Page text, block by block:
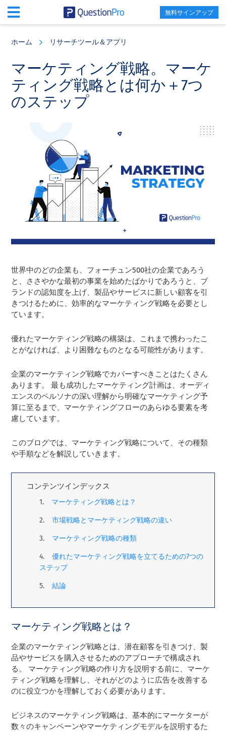
無料サインアップ
ホーム リサーチツール＆アプリ
マーケティング戦略。マーケ
ティング戦略とは何か＋7つ
のステップ
世界中のどの企業も、フォーチュン500社の企業であろう
と、ささやかな最初の事業を始めたばかりであろうと、ブ
ランドの認知度を上げ、製品やサービスに新しい顧客を引
きつけるために、効率的なマーケティング戦略を必要とし
ています。
優れたマーケティング戦略の構築は、これまで携わったこ
とがなければ、より困難なものとなる可能性があります。
企業のマーケティング戦略でカバーすべきことはたくさん
あります。 最も成功したマーケティング計画は、オーディ
エンスのペルソナの深い理解から明確なマーケティング予
算に至るまで、マーケティングフローのあらゆる要素を考
慮しています。
このブログでは、マーケティング戦略について、その種類
や手順などを解説していきます。
コンテンツインデックス
マーケティング戦略とは？
市場戦略とマーケティング戦略の違い
マーケティング戦略の種類
優れたマーケティング戦略を立てるための7つの
ステップ
結論
マーケティング戦略とは？
企業のマーケティング戦略とは、潜在顧客を引きつけ、製
品やサービスを購入させるためのアプローチで構成され
る。 マーケティング戦略の作り方を説明する前に、マーケ
ティング戦略を理解し、それがどのように広告を改善する
のに役立つかを理解しておく必要があります。
ビジネスのマーケティング戦略は、基本的にマーケターが
数々のキャンペーンやマーケティングモデルを説明するた